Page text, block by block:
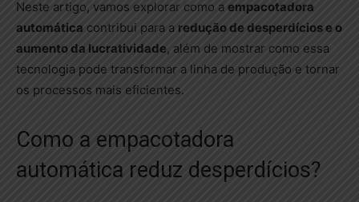
Neste artigo, vamos explorar como a empacotadora
automática contribui para a redução de desperdícios e o
aumento da lucratividade, além de mostrar como essa
tecnologia pode transformar a linha de produção e tornar
os processos mais eficientes.
Como a empacotadora
automática reduz desperdícios?